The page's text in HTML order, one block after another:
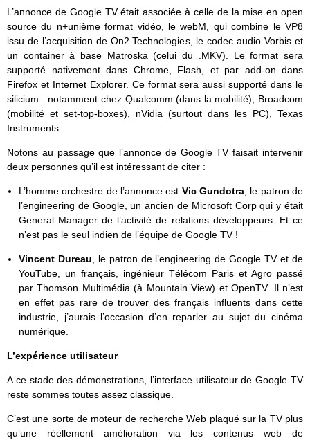
L’annonce de Google TV était associée à celle de la mise en open
source du n+unième format vidéo, le webM, qui combine le VP8
issu de l’acquisition de On2 Technologies, le codec audio Vorbis et
un container à base Matroska (celui du .MKV). Le format sera
supporté nativement dans Chrome, Flash, et par add-on dans
Firefox et Internet Explorer. Ce format sera aussi supporté dans le
silicium : notamment chez Qualcomm (dans la mobilité), Broadcom
(mobilité et set-top-boxes), nVidia (surtout dans les PC), Texas
Instruments.
Notons au passage que l’annonce de Google TV faisait intervenir
deux personnes qu’il est intéressant de citer :
L’homme orchestre de l’annonce est Vic Gundotra, le patron de
l’engineering de Google, un ancien de Microsoft Corp qui y était
General Manager de l’activité de relations développeurs. Et ce
n’est pas le seul indien de l’équipe de Google TV !
Vincent Dureau , le patron de l’engineering de Google TV et de
YouTube, un français, ingénieur Télécom Paris et Agro passé
par Thomson Multimédia (à Mountain View) et OpenTV. Il n’est
en effet pas rare de trouver des français influents dans cette
industrie, j’aurais l’occasion d’en reparler au sujet du cinéma
numérique.
L’expérience utilisateur
A ce stade des démonstrations, l’interface utilisateur de Google TV
reste sommes toutes assez classique.
C’est une sorte de moteur de recherche Web plaqué sur la TV plus
qu’une réellement amélioration via les contenus web de